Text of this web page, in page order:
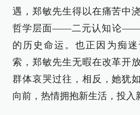
遇，郑敏先生得以在痛苦中
哲学层面——二元认知论——
的历史命运。也正因为痴
索，郑敏先生无暇在改革开
群体哀哭过往，相反，她犹
向前，热情拥抱新生活，投入